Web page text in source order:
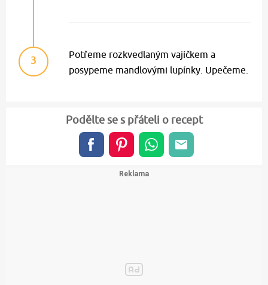
3
Potřeme rozkvedlaným vajíčkem a
posypeme mandlovými lupínky. Upečeme.
Podělte se s přáteli o recept